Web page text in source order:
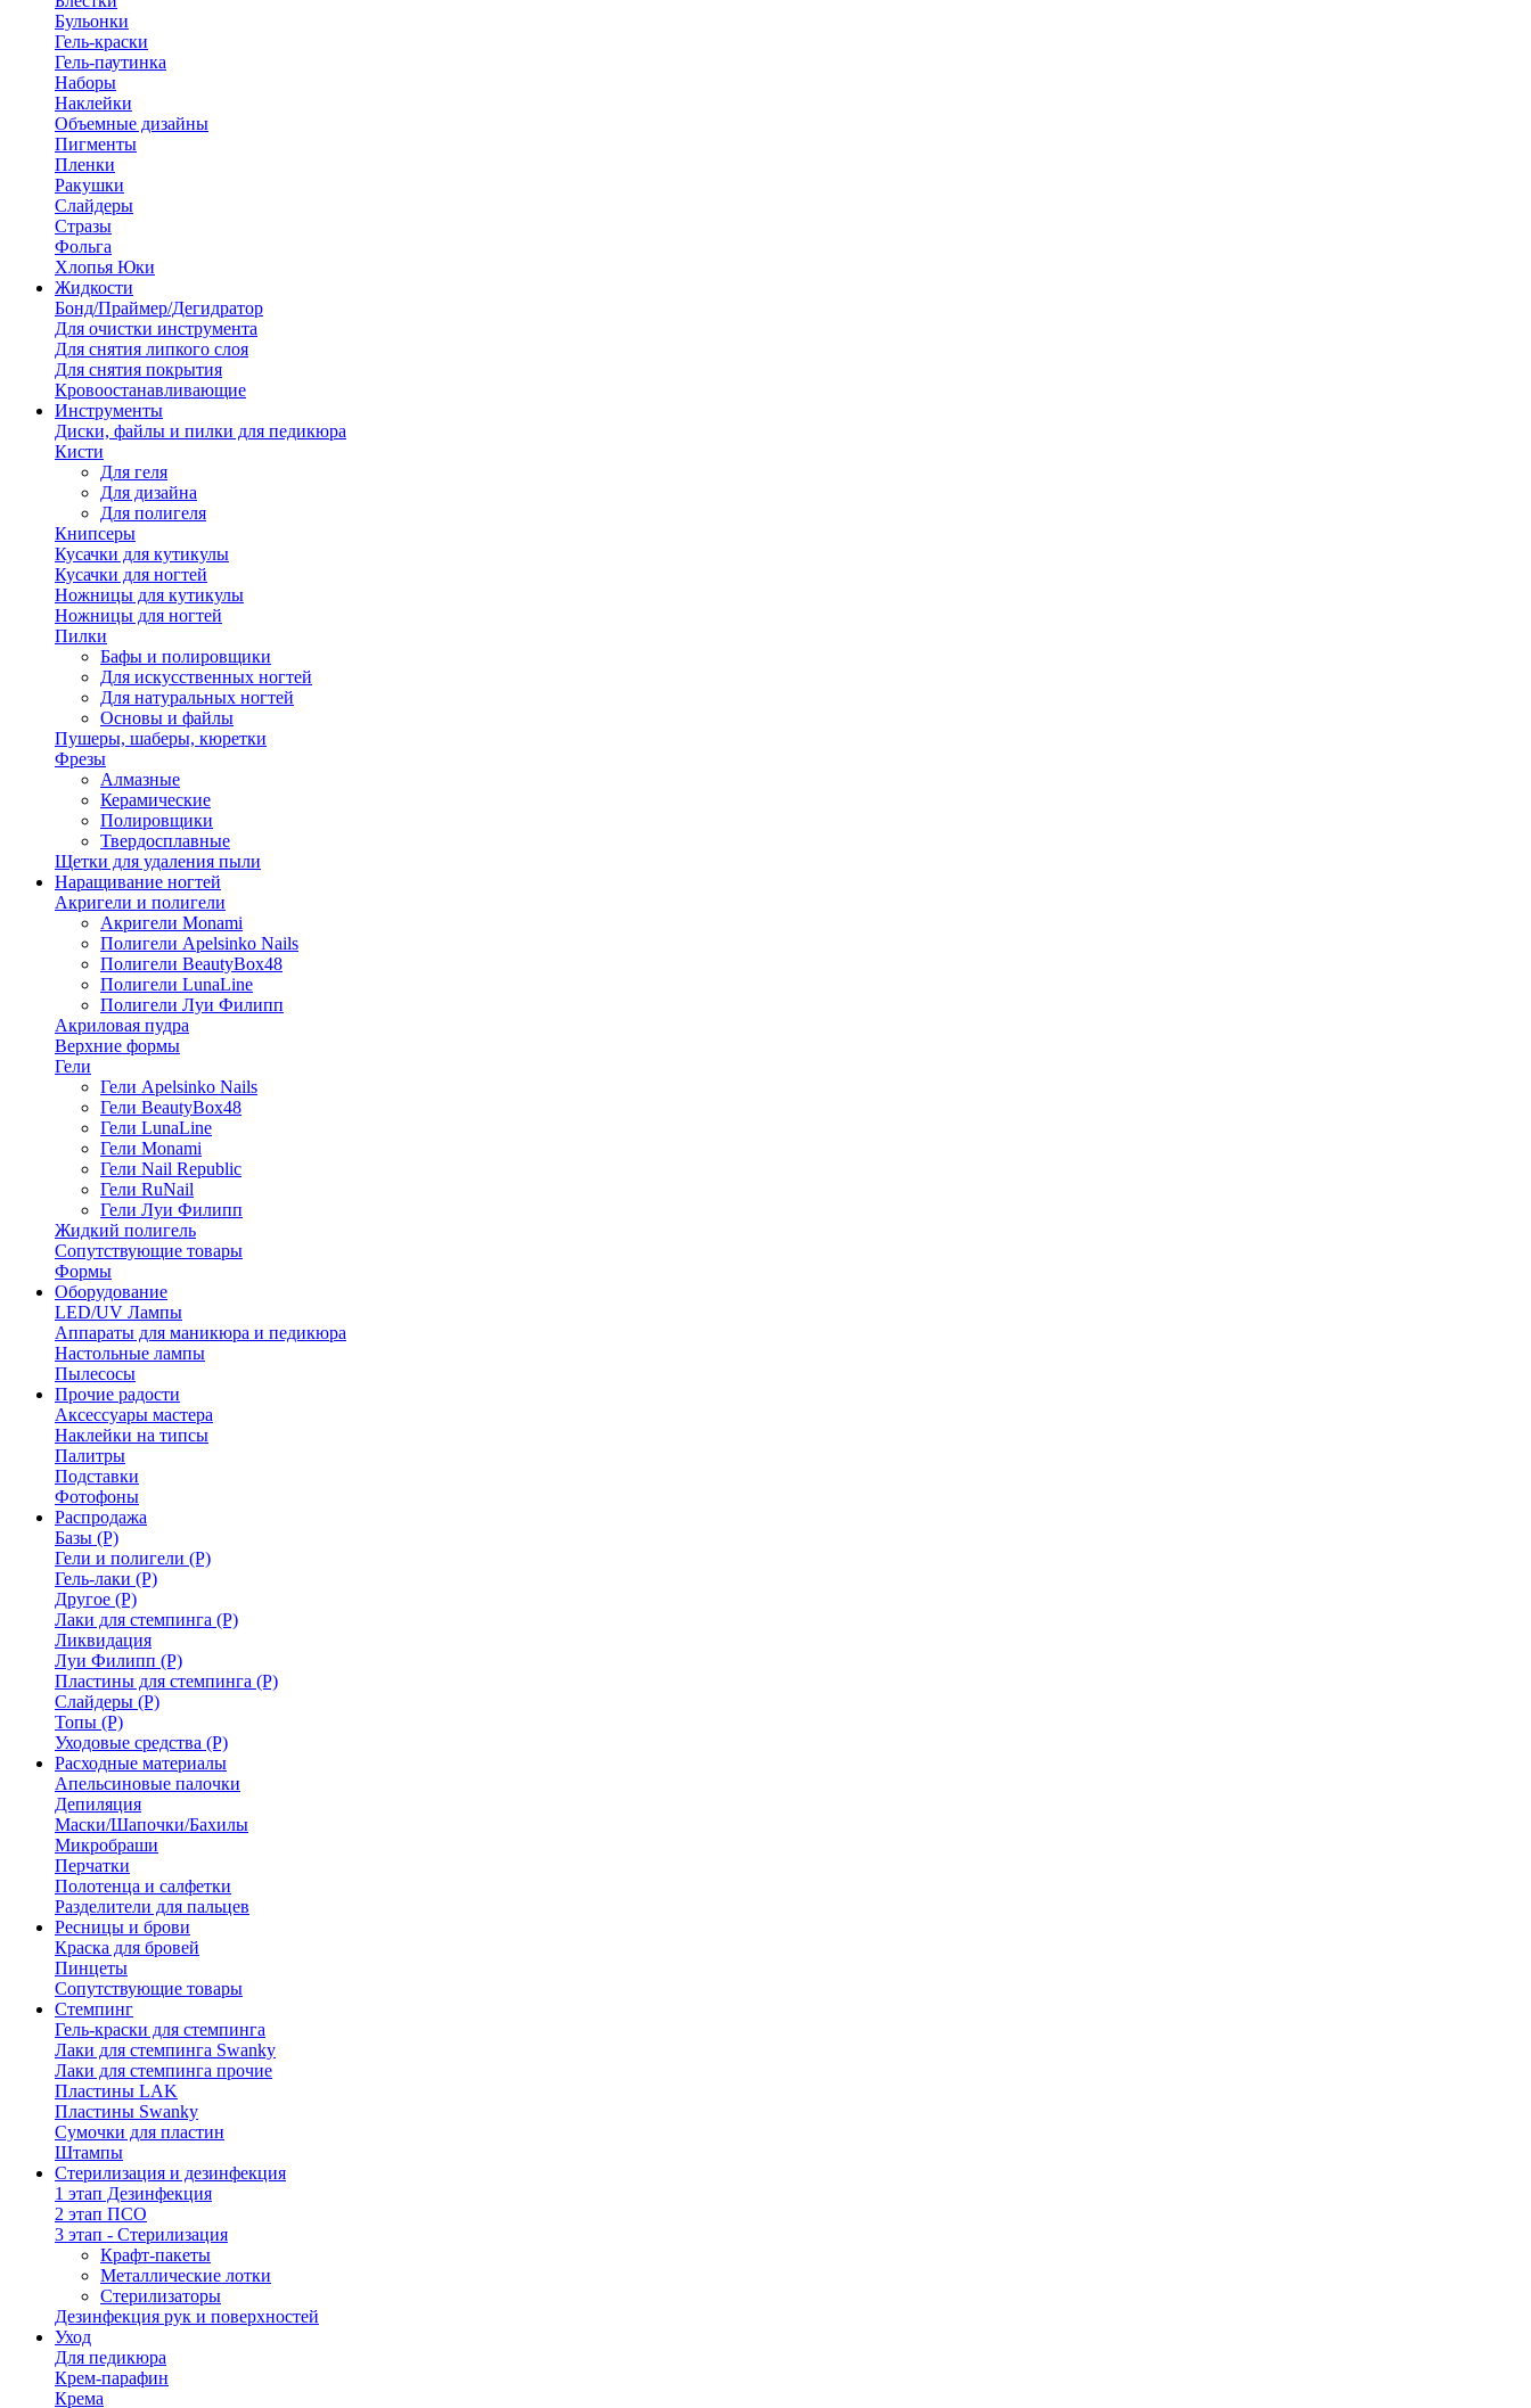
Бульонки
Гель-краски
Гель-паутинка
Наборы
Наклейки
Объемные дизайны
Пигменты
Пленки
Ракушки
Слайдеры
Стразы
Фольга
Хлопья Юки
Жидкости
Бонд/Праймер/Дегидратор
Для очистки инструмента
Для снятия липкого слоя
Для снятия покрытия
Кровоостанавливающие
Инструменты
Диски, файлы и пилки для педикюра
Кисти
Для геля
Для дизайна
Для полигеля
Книпсеры
Кусачки для кутикулы
Кусачки для ногтей
Ножницы для кутикулы
Ножницы для ногтей
Пилки
Бафы и полировщики
Для искусственных ногтей
Для натуральных ногтей
Основы и файлы
Пушеры, шаберы, кюретки
Фрезы
Алмазные
Керамические
Полировщики
Твердосплавные
Щетки для удаления пыли
Наращивание ногтей
Акригели и полигели
Акригели Monami
Полигели Apelsinko Nails
Полигели BeautyBox48
Полигели LunaLine
Полигели Луи Филипп
Акриловая пудра
Верхние формы
Гели
Гели Apelsinko Nails
Гели BeautyBox48
Гели LunaLine
Гели Monami
Гели Nail Republic
Гели RuNail
Гели Луи Филипп
Жидкий полигель
Сопутствующие товары
Формы
Оборудование
LED/UV Лампы
Аппараты для маникюра и педикюра
Настольные лампы
Пылесосы
Прочие радости
Аксессуары мастера
Наклейки на типсы
Палитры
Подставки
Фотофоны
Распродажа
Базы (Р)
Гели и полигели (Р)
Гель-лаки (Р)
Другое (Р)
Лаки для стемпинга (Р)
Ликвидация
Луи Филипп (Р)
Пластины для стемпинга (Р)
Слайдеры (Р)
Топы (Р)
Уходовые средства (Р)
Расходные материалы
Апельсиновые палочки
Депиляция
Маски/Шапочки/Бахилы
Микробраши
Перчатки
Полотенца и салфетки
Разделители для пальцев
Ресницы и брови
Краска для бровей
Пинцеты
Сопутствующие товары
Стемпинг
Гель-краски для стемпинга
Лаки для стемпинга Swanky
Лаки для стемпинга прочие
Пластины LAK
Пластины Swanky
Сумочки для пластин
Штампы
Стерилизация и дезинфекция
1 этап Дезинфекция
2 этап ПСО
3 этап - Стерилизация
Крафт-пакеты
Металлические лотки
Стерилизаторы
Дезинфекция рук и поверхностей
Уход
Для педикюра
Крем-парафин
Крема